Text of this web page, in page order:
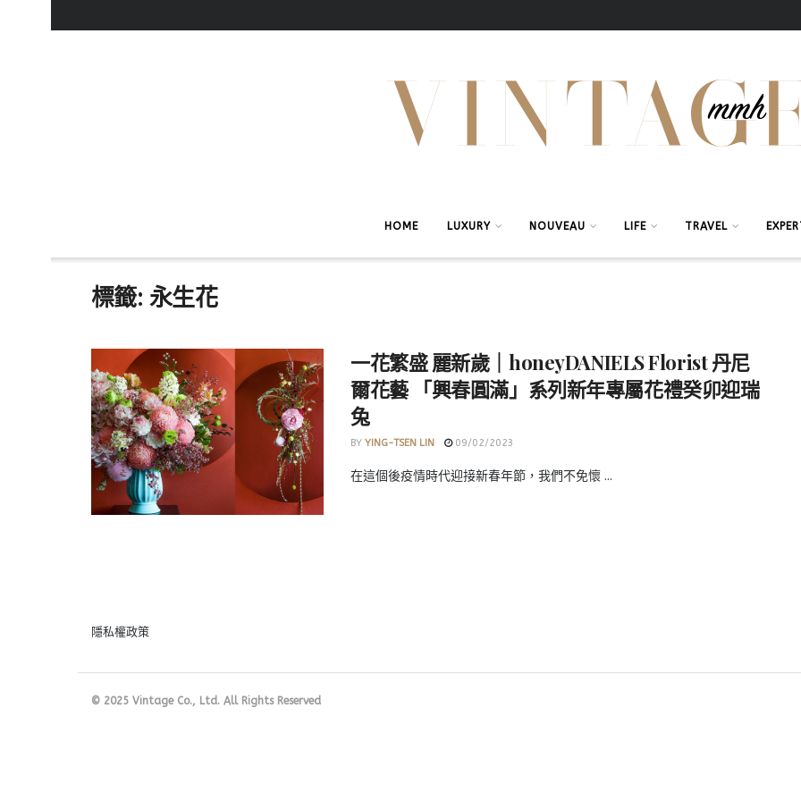
HOME LUXURY NOUVEAU LIFE TRAVEL
標籤: 永生花
一花繁盛 麗新歲｜honeyDANIELS Florist 丹尼
爾花藝 「興春圓滿」系列新年專屬花禮癸卯迎瑞
兔
BY YING-TSEN LIN 09/02/2023
在這個後疫情時代迎接新春年節，我們不免懷 ...
隱私權政策
© 2025 Vintage Co., Ltd. All Rights Reserved